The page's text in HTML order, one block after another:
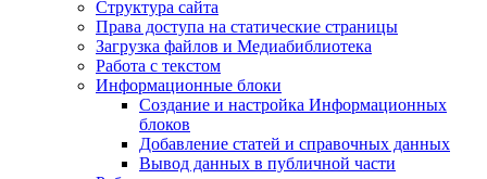
Структура сайта
Права доступа на статические страницы
Загрузка файлов и Медиабиблиотека
Работа с текстом
Информационные блоки
Создание и настройка Информационных
блоков
Добавление статей и справочных данных
Вывод данных в публичной части